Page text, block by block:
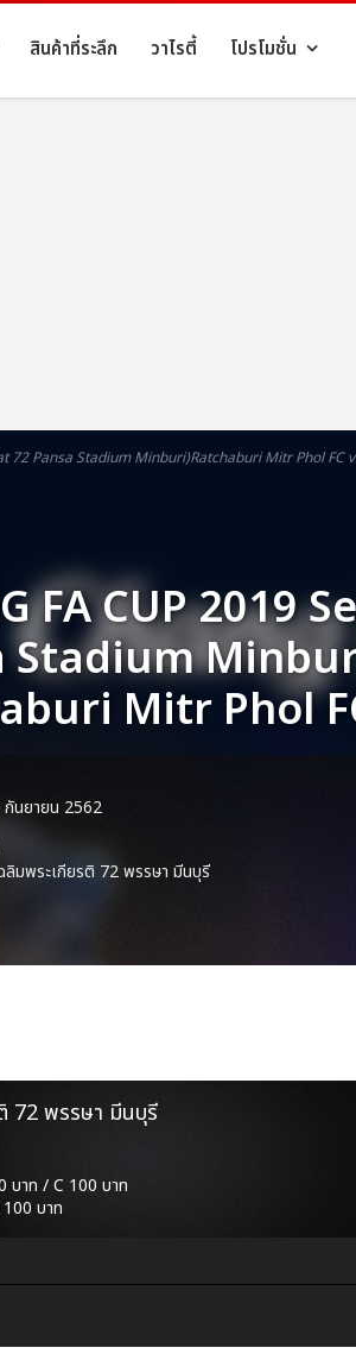
สินค้าที่ระลึก วาไรตี้ โปรโมชั่น
72 Pansa Stadium Minburi)Ratchaburi Mitr Phol FC
FA CUP 2019
Stadium
Mitr Phol
นยายน 2562
ลิมพระเกียรติ 72 พรรษา มีนบุรี
72 พรรษา มีนบุรี
บาท / C 100 บาท
บาท